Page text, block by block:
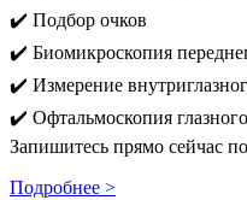
✔️ Подбор очков
✔️ Биомикроскопия
✔️ Измерение
✔️ Офтальмоскопия
Запишитесь прямо сейчас
Подробнее >